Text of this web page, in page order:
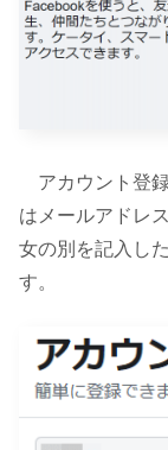
アカウント登
はメールアドレ
女の別を記入し
す。